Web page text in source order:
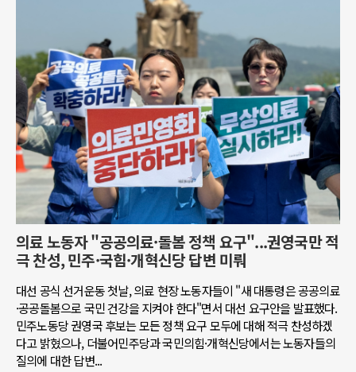
의료 노동자 "공공의료·돌봄 정책 요구"...권영국만 적
극 찬성, 민주·국힘·개혁신당 답변 미뤄
대선 공식 선거운동 첫날, 의료 현장 노동자들이 "새 대통령은 공공의료
·공공돌봄으로 국민 건강을 지켜야 한다"면서 대선 요구안을 발표했다.
민주노동당 권영국 후보는 모든 정책 요구 모두에 대해 적극 찬성하겠
다고 밝혔으나, 더불어민주당과 국민의힘·개혁신당에서는 노동자들의
질의에 대한 답변...